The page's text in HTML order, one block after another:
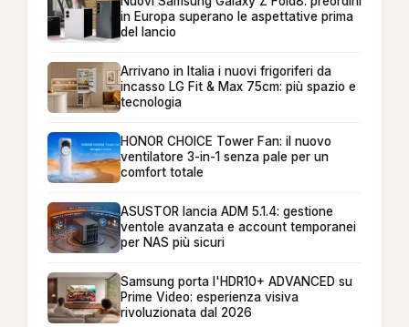
in Europa superano le aspettative prima
del lancio
Arrivano in Italia i nuovi frigoriferi da
incasso LG Fit & Max 75cm: più spazio e
tecnologia
HONOR CHOICE Tower Fan: il nuovo
ventilatore 3-in-1 senza pale per un
comfort totale
ASUSTOR lancia ADM 5.1.4: gestione
ventole avanzata e account temporanei
per NAS più sicuri
Samsung porta l'HDR10+ ADVANCED su
Prime Video: esperienza visiva
rivoluzionata dal 2026